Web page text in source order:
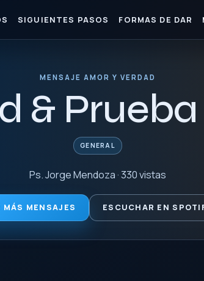
SIGUIENTES PASOS FORMAS DE DAR
MENSAJE AMOR Y VERDAD
& Prueba
GENERAL
Ps. Jorge Mendoza · 330 vistas
MÁS MENSAJES ESCUCHAR EN